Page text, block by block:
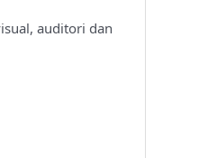
auditori dan